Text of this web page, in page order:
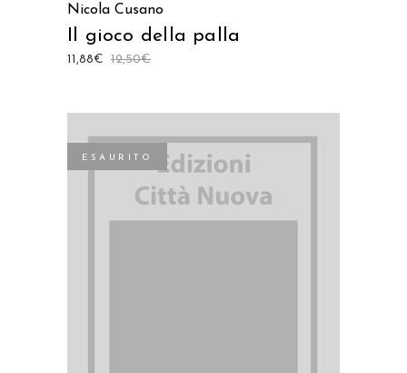
Nicola Cusano
Il gioco della palla
12,50€
11,88€
ESAURITO